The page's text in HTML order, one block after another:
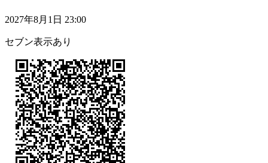
2027年8月1日 23:00
セブン表示あり